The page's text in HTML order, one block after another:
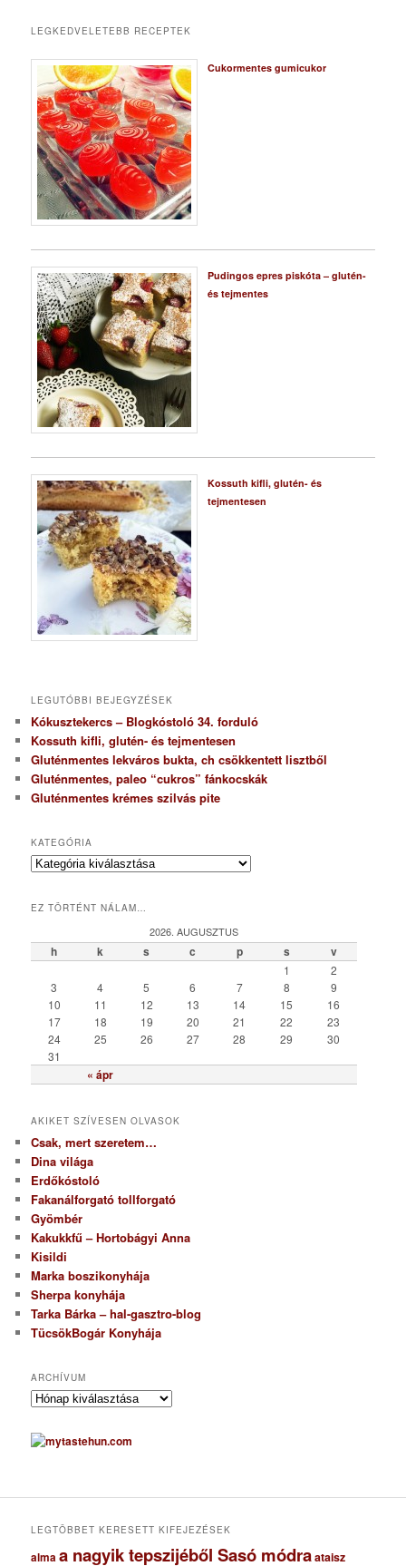
LEGKEDVELETEBB RECEPTEK
Cukormentes gumicukor
Pudingos epres piskóta – glutén-
és tejmentes
Kossuth kifli, glutén- és
tejmentesen
LEGUTÓBBI BEJEGYZÉSEK
Kókusztekercs – Blogkóstoló 34. forduló
Kossuth kifli, glutén- és tejmentesen
Gluténmentes lekváros bukta, ch csökkentett lisztből
Gluténmentes, paleo “cukros” fánkocskák
Gluténmentes krémes szilvás pite
KATEGÓRIA
K
e
r
EZ TÖRTÉNT NÁLAM…
2026. AUGUSZTUS
h k s c p s v
« ápr
1
2
3
4 5 6 7 8
9
10
11 12 13 14 15
16
17
18 19 20 21 22
23
24
25 26 27 28 29
30
31
AKIKET SZÍVESEN OLVASOK
Csak, mert szeretem…
Dina világa
Erdőkóstoló
Fakanálforgató tollforgató
Gyömbér
Kakukkfű – Hortobágyi Anna
Kisildi
Marka boszikonyhája
Sherpa konyhája
Tarka Bárka – hal-gasztro-blog
TücsökBogár Konyhája
ARCHÍVUM
A
c
h
u
LEGTÖBBET KERESETT KIFEJEZÉSEK
almaa nagyik tepszijéből Sasó módraataisz